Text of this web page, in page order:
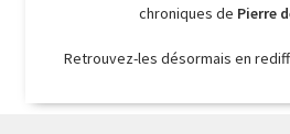
chroniques de Pierre
Retrouvez-les désormais en